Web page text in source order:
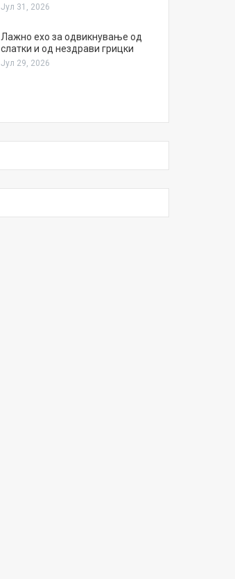
Јул 31, 2026
Лажно ехо за одвикнување од
слатки и од нездрави грицки
Јул 29, 2026